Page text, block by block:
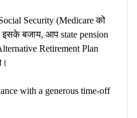
Security (Medicare को
इसके बजाय, आप state pension
Retirement Plan
with a generous time-off